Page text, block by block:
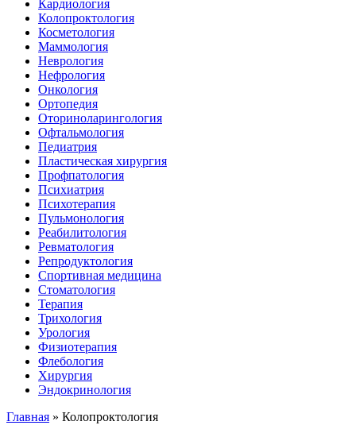
Кардиология
Колопроктология
Косметология
Маммология
Неврология
Нефрология
Онкология
Ортопедия
Оториноларингология
Офтальмология
Педиатрия
Пластическая хирургия
Профпатология
Психиатрия
Психотерапия
Пульмонология
Реабилитология
Ревматология
Репродуктология
Спортивная медицина
Стоматология
Терапия
Трихология
Урология
Физиотерапия
Флебология
Хирургия
Эндокринология
Главная » Колопроктология